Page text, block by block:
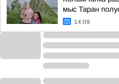
мыс Таран
14:09